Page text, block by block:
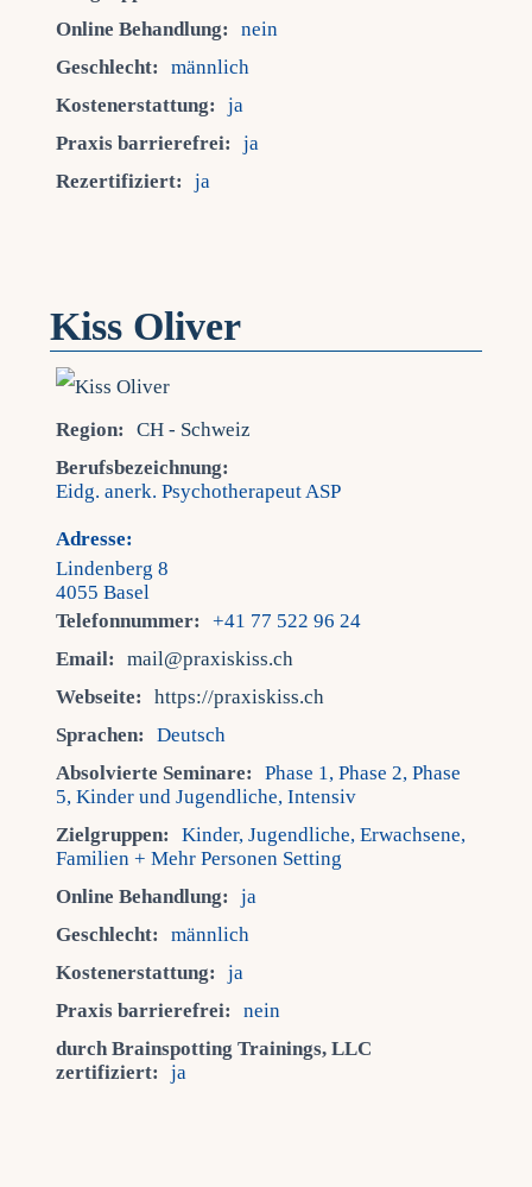
Online Behandlung:
nein
Geschlecht:
männlich
Kostenerstattung:
ja
Praxis barrierefrei:
ja
Rezertifiziert:
ja
Kiss Oliver
Region:
CH - Schweiz
Berufsbezeichnung:
Eidg. anerk. Psychotherapeut ASP
Adresse:
Lindenberg 8
4055 Basel
Telefonnummer:
+41 77 522 96 24
Email:
mail@praxiskiss.ch
Webseite:
https://praxiskiss.ch
Sprachen:
Deutsch
Absolvierte Seminare:
Phase 1, Phase 2, Phase
5, Kinder und Jugendliche, Intensiv
Zielgruppen:
Kinder, Jugendliche, Erwachsene,
Familien + Mehr Personen Setting
Online Behandlung:
ja
Geschlecht:
männlich
Kostenerstattung:
ja
Praxis barrierefrei:
nein
durch Brainspotting Trainings, LLC
zertifiziert:
ja